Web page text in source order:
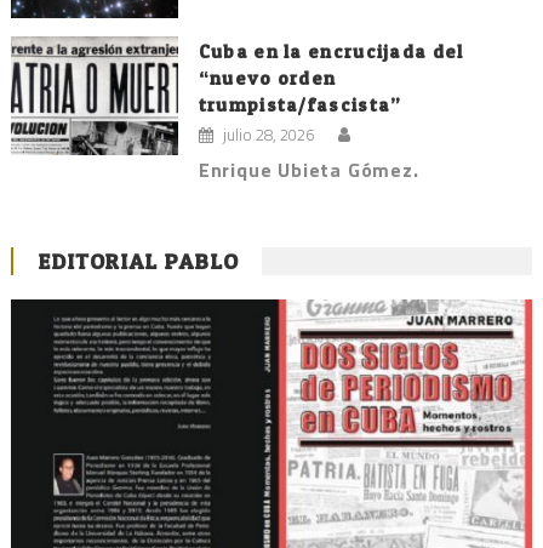
Cuba en la encrucijada del
“nuevo orden
trumpista/fascista”
julio 28, 2026
Enrique Ubieta Gómez.
EDITORIAL PABLO